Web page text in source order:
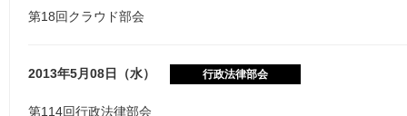
第18回クラウド部会
2013年5月08日（水） 行政法律部会
第114回行政法律部会